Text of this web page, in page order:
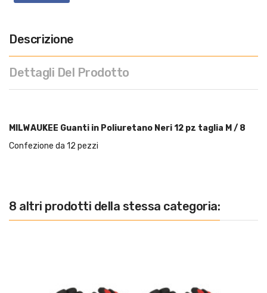
Descrizione
Dettagli Del Prodotto
MILWAUKEE Guanti in Poliuretano Neri 12 pz taglia M / 8
Confezione da 12 pezzi
8 altri prodotti della stessa categoria: